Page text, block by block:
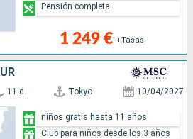
1 249 € +Tasas
Pensión completa
11 d Tokyo 10/04/2027
niños gratis hasta 11 años
Club para niños desde los 3 años